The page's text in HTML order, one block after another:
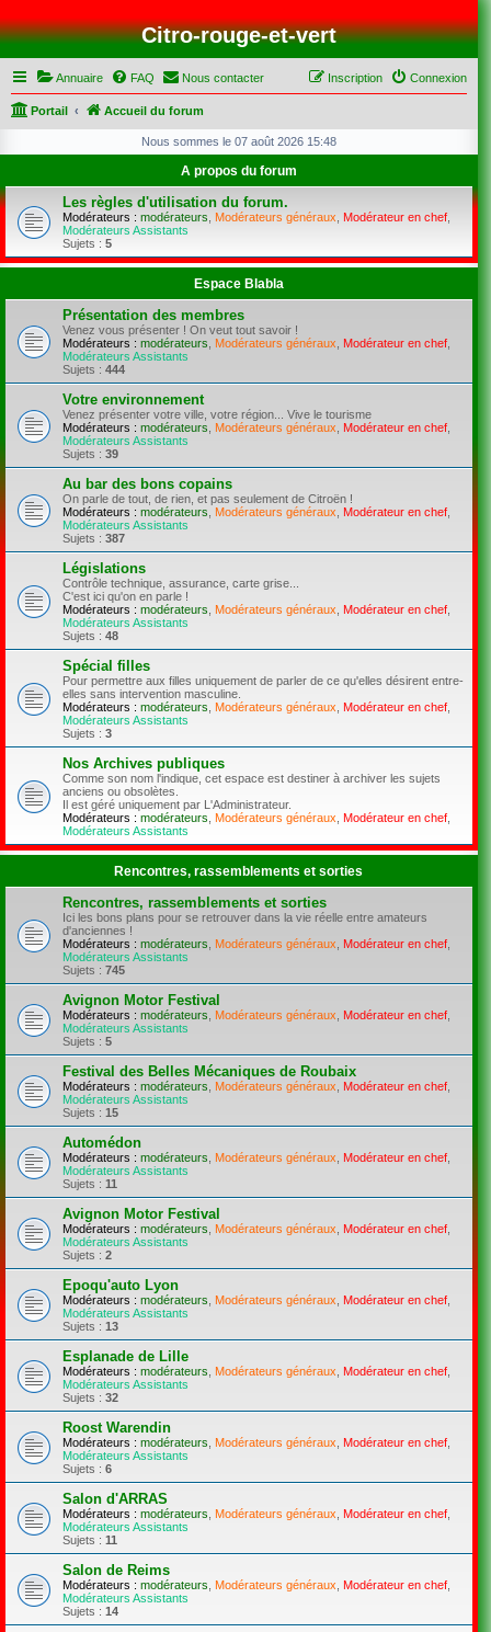
Citro-rouge-et-vert
Annuaire FAQ Nous contacter Connexion
Inscription
Portail Accueil du forum
Nous sommes le 07 août 2026 15:48
A propos du forum
Les règles d'utilisation du forum.
Modérateurs : modérateurs Modérateurs généraux Modérateur en chef
Modérateurs Assistants
Sujets : 5
Espace Blabla
Présentation des membres
Venez vous présenter ! On veut tout savoir !
Modérateurs : modérateurs Modérateurs généraux Modérateur en chef
Modérateurs Assistants
Sujets : 444
Votre environnement
Venez présenter votre ville, votre région... Vive le tourisme
Modérateurs : modérateurs Modérateurs généraux Modérateur en chef
Modérateurs Assistants
Sujets : 39
Au bar des bons copains
On parle de tout, de rien, et pas seulement de Citroën !
Modérateurs : modérateurs Modérateurs généraux Modérateur en chef
Modérateurs Assistants
Sujets : 387
Législations
Contrôle technique, assurance, carte grise...
C'est ici qu'on en parle !
Modérateurs : modérateurs Modérateurs généraux Modérateur en chef
Modérateurs Assistants
Sujets : 48
Spécial filles
Pour permettre aux filles uniquement de parler de ce qu'elles désirent entre-
elles sans intervention masculine.
Modérateurs : modérateurs Modérateurs généraux Modérateur en chef
Modérateurs Assistants
Sujets : 3
Nos Archives publiques
Comme son nom l'indique, cet espace est destiner à archiver les sujets
anciens ou obsolètes.
Il est géré uniquement par L'Administrateur.
Modérateurs : modérateurs Modérateurs généraux Modérateur en chef
Modérateurs Assistants
Rencontres, rassemblements et sorties
Rencontres, rassemblements et sorties
Ici les bons plans pour se retrouver dans la vie réelle entre amateurs
d'anciennes !
Modérateurs : modérateurs Modérateurs généraux Modérateur en chef
Modérateurs Assistants
Sujets : 745
Avignon Motor Festival
Modérateurs : modérateurs Modérateurs généraux Modérateur en chef
Modérateurs Assistants
Sujets : 5
Festival des Belles Mécaniques de Roubaix
Modérateurs : modérateurs Modérateurs généraux Modérateur en chef
Modérateurs Assistants
Sujets : 15
Automédon
Modérateurs : modérateurs Modérateurs généraux Modérateur en chef
Modérateurs Assistants
Sujets : 11
Avignon Motor Festival
Modérateurs : modérateurs Modérateurs généraux Modérateur en chef
Modérateurs Assistants
Sujets : 2
Epoqu'auto Lyon
Modérateurs : modérateurs Modérateurs généraux Modérateur en chef
Modérateurs Assistants
Sujets : 13
Esplanade de Lille
Modérateurs : modérateurs Modérateurs généraux Modérateur en chef
Modérateurs Assistants
Sujets : 32
Roost Warendin
Modérateurs : modérateurs Modérateurs généraux Modérateur en chef
Modérateurs Assistants
Sujets : 6
Salon d'ARRAS
Modérateurs : modérateurs Modérateurs généraux Modérateur en chef
Modérateurs Assistants
Sujets : 11
Salon de Reims
Modérateurs : modérateurs Modérateurs généraux Modérateur en chef
Modérateurs Assistants
Sujets : 14